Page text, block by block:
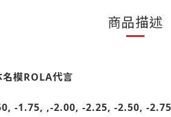
商品描述
模ROLA代言
-1.75, ,-2.00, -2.25, -2.50, -